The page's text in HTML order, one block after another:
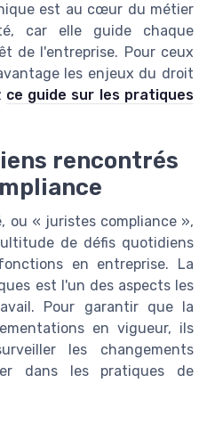
est au cœur du métier
car elle guide chaque
de l'entreprise. Pour ceux
les enjeux du droit
ce guide sur les pratiques
rencontrés
ou « juristes compliance »,
de défis quotidiens
en entreprise. La
est l'un des aspects les
Pour garantir que la
en vigueur, ils
les changements
dans les pratiques de